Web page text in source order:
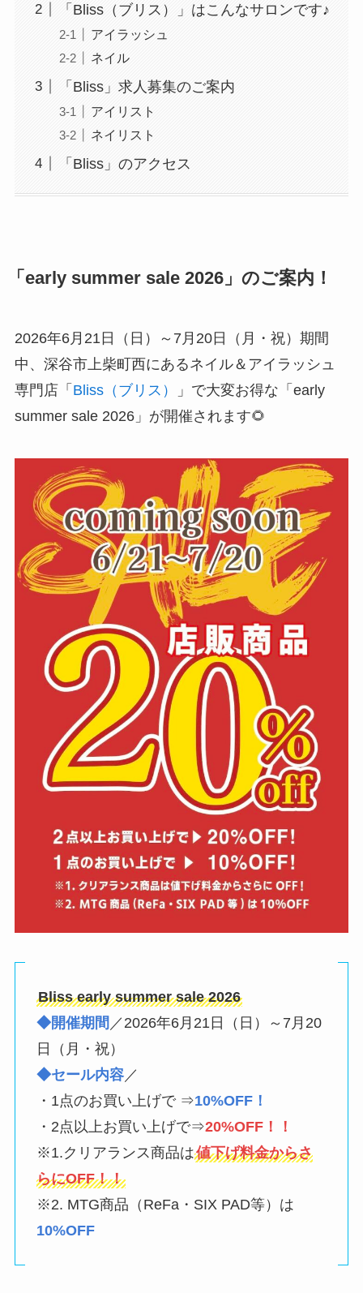
「Bliss（ブリス）」はこんなサロンです♪
アイラッシュ
ネイル
「Bliss」求人募集のご案内
アイリスト
ネイリスト
「Bliss」のアクセス
「early summer sale 2026」のご案内！
2026年6月21日（日）～7月20日（月・祝）期間
中、深谷市上柴町西にあるネイル＆アイラッシュ
専門店「 Bliss（ブリス ）
」で大変お得な「early
summer sale 2026」が開催されます🌻
Bliss early summer sale 2026
◆開催期間 ／2026年6月21日（日）～7月20
日（月・祝）
◆セール内容／
・1点のお買い上げで ⇒10%OFF！
・2点以上お買い上げで⇒20%OFF！！
※1.クリアランス商品は値下げ料金からさ
らにOFF！！
※2. MTG商品（ReFa・SIX PAD等）は
10%OFF